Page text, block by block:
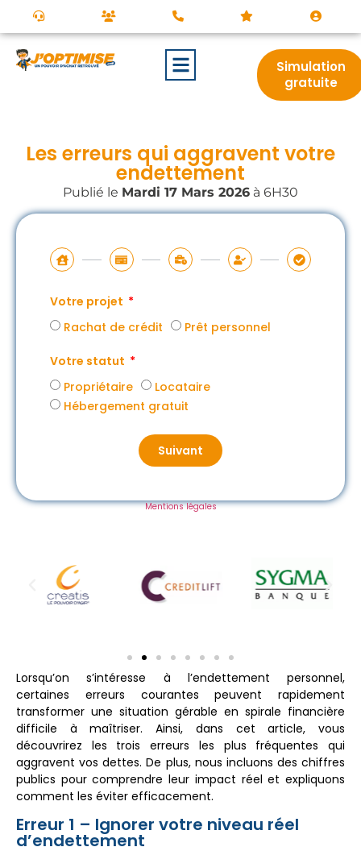
Simulation
gratuite
Les erreurs qui aggravent votre
endettement
Publié le Mardi 17 Mars 2026 à 6H30
Votre projet
Rachat de crédit
Prêt personnel
Votre statut
Propriétaire
Locataire
Hébergement gratuit
Suivant
Mentions légales
Lorsqu’on s’intéresse à l’endettement personnel,
certaines erreurs courantes peuvent rapidement
transformer une situation gérable en spirale financière
difficile à maîtriser. Ainsi, dans cet article, vous
découvrirez les trois erreurs les plus fréquentes qui
aggravent vos dettes. De plus, nous incluons des chiffres
publics pour comprendre leur impact réel et expliquons
comment les éviter efficacement.
Erreur 1 – Ignorer votre niveau réel
d’endettement